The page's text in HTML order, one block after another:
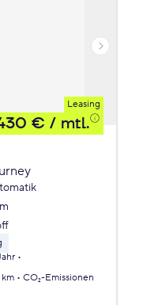
Leasing
€ / mtl.
CO₂-Emissionen